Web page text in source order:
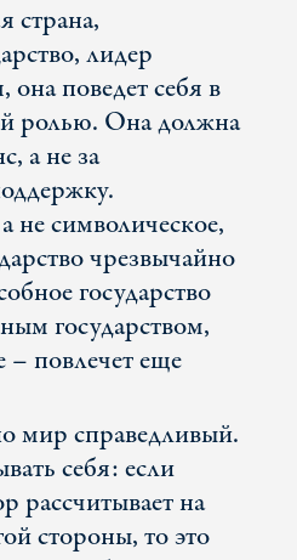
страна,
лидер
поведет себя в
ролью. Она должна
а не за
не символическое,
чрезвычайно
государство
государством,
– повлечет еще
мир справедливый.
себя: если
рассчитывает на
стороны, то это